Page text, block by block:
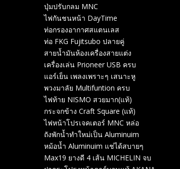
ปุ่มปรับกลม MNC
ไฟกันชนหน้า DayTime
ท่อกรองอากาศสแตนเลส
ท่อ FKG Fujitsubo ปลายคู่
สายน้ำมันห้องเครื่องสายแต่ง
เครื่องเล่น Prioneer USB ครบ
แอร์เย็น เพลงเพราะๆ เสนาะหู
พวงมาลัย Multifuntion ครบ
ไฟท้าย NISMO สวยมาก(แท้)
กระจกข้าง Craft Square (แท้)
ไฟหน้าโปรเจคเตอร์ MNC หล่อ
ถังพักน้ำทำใหม่เป็น Aluminuim
หม้อน้ำ Aluminuim แช่ได้สบายๆ
Max19 ยางดี 4 เส้น MICHELIN จบ